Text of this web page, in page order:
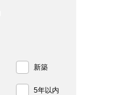
新築
5年以内